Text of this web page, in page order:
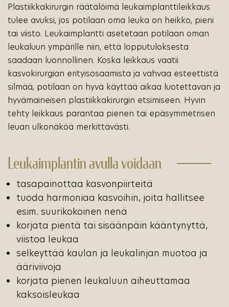
Plastiikkakirurgin räätälöimä leukaimplanttileikkaus
tulee avuksi, jos potilaan oma leuka on heikko, pieni
tai viisto. Leukaimplantti asetetaan potilaan oman
leukaluun ympärille niin, että lopputuloksesta
saadaan luonnollinen. Koska leikkaus vaatii
kasvokirurgian erityisosaamista ja vahvaa esteettistä
silmää, potilaan on hyvä käyttää aikaa luotettavan ja
hyvämaineisen plastiikkakirurgin etsimiseen. Hyvin
tehty leikkaus parantaa pienen tai epäsymmetrisen
leuan ulkonäköä merkittävästi.
Leukaimplantin avulla voidaan
tasapainottaa kasvonpiirteitä
tuoda harmoniaa kasvoihin, joita hallitsee
esim. suurikokoinen nenä
korjata pientä tai sisäänpäin kääntynyttä,
viistoa leukaa
selkeyttää kaulan ja leukalinjan muotoa ja
ääriviivoja
korjata pienen leukaluun aiheuttamaa
kaksoisleukaa